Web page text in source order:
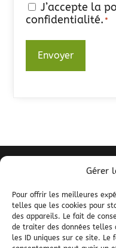
Gérer
Pour offrir les meilleures
telles que les cookies pour
des appareils. Le fait de
de traiter des données telles
les ID uniques sur ce site.
RGPD
*
J’accepte la
confidentialité. *